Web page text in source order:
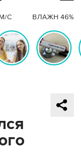
С ВЛАЖН 46%